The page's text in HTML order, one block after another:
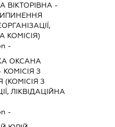
ВІКТОРІВНА -
КОМІСІЯ)
-
ОКСАНА
КОМІСІЯ З
З
ЛІКВІДАЦІЙНА
-